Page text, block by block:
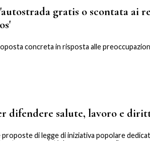
gratis o scontata ai
concreta in risposta alle
difendere salute, lavoro e
di legge di iniziativa popolare